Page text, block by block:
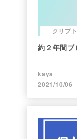
クリプト
約２年間ブ
kaya
2021/10/06